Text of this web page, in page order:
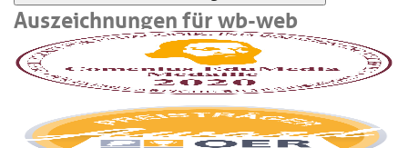
Auszeichnungen für wb-web